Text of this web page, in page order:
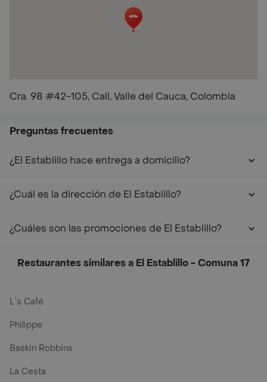
Cra. 98 #42-105, Cali, Valle del Cauca, Colombia
Preguntas frecuentes
¿El Establillo hace entrega a domicilio?
¿Cuál es la dirección de El Establillo?
¿Cuáles son las promociones de El Establillo?
Restaurantes similares a El Establillo - Comuna 17
L´s Café
Philippe
Baskin Robbins
La Cesta